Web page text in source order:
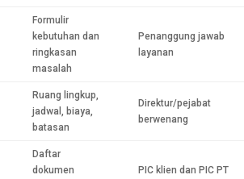
Formulir
kebutuhan dan
ringkasan
masalah
Penanggung jawab
layanan
Ruang lingkup,
jadwal, biaya,
batasan
Direktur/pejabat
berwenang
Daftar
dokumen
PIC klien dan PIC PT